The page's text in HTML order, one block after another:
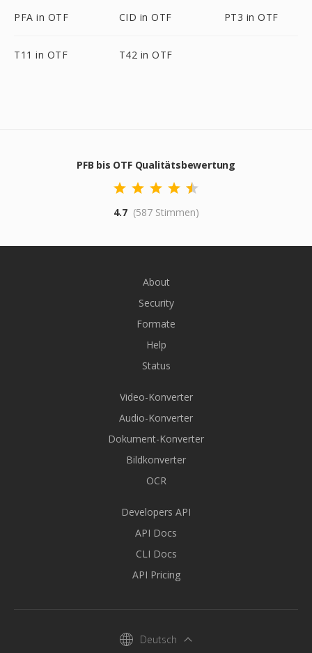
PFA in OTF CID in OTF PT3 in OTF
T11 in OTF T42 in OTF
PFB bis OTF Qualitätsbewertung
4.7 (587 Stimmen)
About
Security
Formate
Help
Status
Video-Konverter
Audio-Konverter
Dokument-Konverter
Bildkonverter
OCR
Developers API
API Docs
CLI Docs
API Pricing
Deutsch